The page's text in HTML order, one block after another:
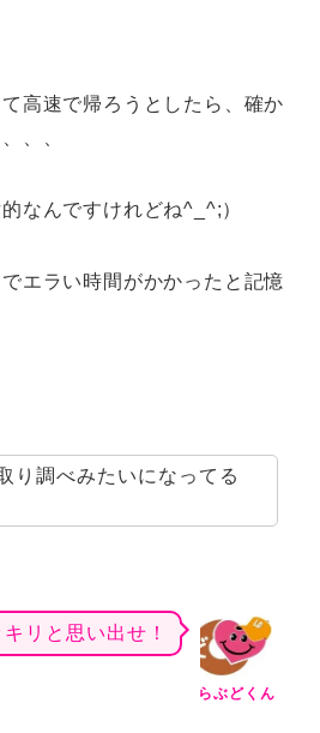
高速で帰ろうとしたら、確か
、、
なんですけれどね^_^;）
エラい時間がかかったと記憶
り調べみたいになってる
らぶどくん
リと思い出せ！